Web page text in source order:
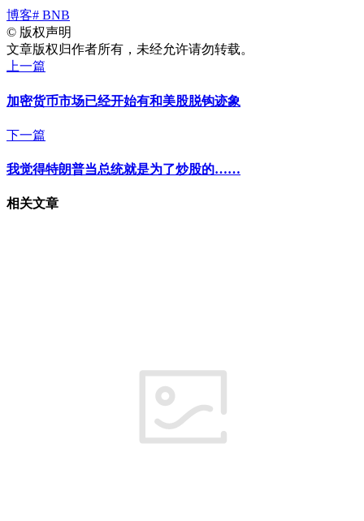
博客# BNB
© 版权声明
文章版权归作者所有，未经允许请勿转载。
上一篇
加密货币市场已经开始有和美股脱钩迹象
下一篇
我觉得特朗普当总统就是为了炒股的……
相关文章